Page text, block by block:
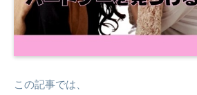
この記事では、